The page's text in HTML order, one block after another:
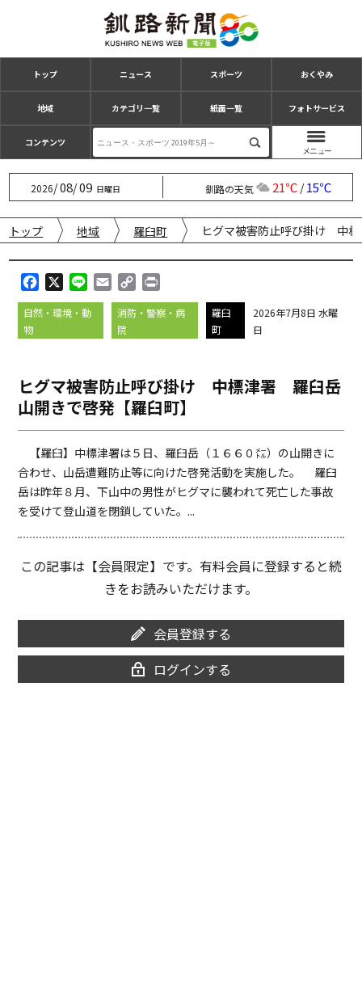
トップ ニュース スポーツ おくやみ
地域 カテゴリ一覧 紙面一覧 フォトサービス
コンテンツ
2026/08/09 日曜日 釧路の天気 21℃/15℃
トップ 地域 羅臼町 ヒグマ被害防止呼び掛け 中
a
c
e
o
k
i
n
e
m
a
i
o
p
y
n
k
r
i
n
自然・環境・動
物
消防・警察・病
院
羅臼
町
2026年7月8日 水曜
日
ヒグマ被害防止呼び掛け 中標津署 羅臼岳
山開きで啓発【羅臼町】
【羅臼】中標津署は５日、羅臼岳（１６６０㍍）の山開きに
合わせ、山岳遭難防止等に向けた啓発活動を実施した。 羅臼
岳は昨年８月、下山中の男性がヒグマに襲われて死亡した事故
を受けて登山道を閉鎖していた。...
この記事は【会員限定】です。有料会員に登録すると続
きをお読みいただけます。
会員登録する
ログインする